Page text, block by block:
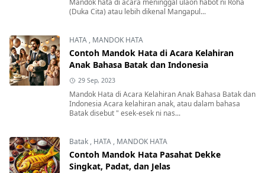
Mandok hata di acara meninggal ulaon habot ni Roha
(Duka Cita) atau lebih dikenal Mangapul...
HATA , MANDOK HATA
Contoh Mandok Hata di Acara Kelahiran
Anak Bahasa Batak dan Indonesia
29 Sep, 2023
Mandok Hata di Acara Kelahiran Anak Bahasa Batak dan
Indonesia Acara kelahiran anak, atau dalam bahasa
Batak disebut " esek-esek ni nas...
Batak , HATA , MANDOK HATA
Contoh Mandok Hata Pasahat Dekke
Singkat, Padat, dan Jelas